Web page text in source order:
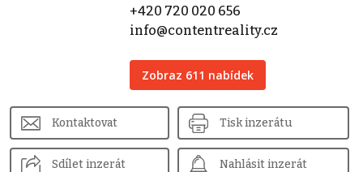
+420 720 020 656
info@contentreality.cz
Zobraz 611 nabídek
Kontaktovat Tisk inzerátu
Sdílet inzerát Nahlásit inzerát